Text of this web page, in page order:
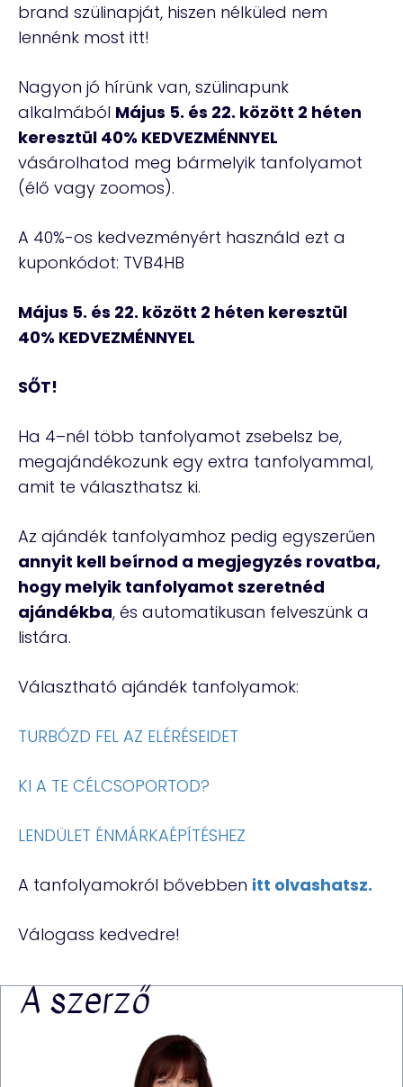
brand szülinapját, hiszen nélküled nem
lennénk most itt!
Nagyon jó hírünk van, szülinapunk
alkalmából Május 5. és 22. között 2 héten
keresztül 40% KEDVEZMÉNNYEL
vásárolhatod meg bármelyik tanfolyamot
(élő vagy zoomos).
A 40%-os kedvezményért használd ezt a
kuponkódot: TVB4HB
Május 5. és 22. között 2 héten keresztül
40% KEDVEZMÉNNYEL
SŐT!
Ha 4–nél több tanfolyamot zsebelsz be,
megajándékozunk egy extra tanfolyammal,
amit te választhatsz ki.
Az ajándék tanfolyamhoz pedig egyszerűen
annyit kell beírnod a megjegyzés rovatba,
hogy melyik tanfolyamot szeretnéd
ajándékba, és automatikusan felveszünk a
listára.
Választható ajándék tanfolyamok:
TURBÓZD FEL AZ ELÉRÉSEIDET
KI A TE CÉLCSOPORTOD?
LENDÜLET ÉNMÁRKAÉPÍTÉSHEZ
A tanfolyamokról bővebben itt olvashatsz.
Válogass kedvedre!
A szerző